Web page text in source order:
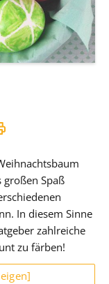
großen Spaß
In diesem Sinne
zahlreiche
zu färben!